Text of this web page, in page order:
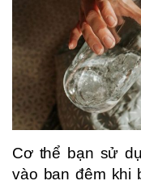
Cơ thể bạn sử
vào ban đêm khi